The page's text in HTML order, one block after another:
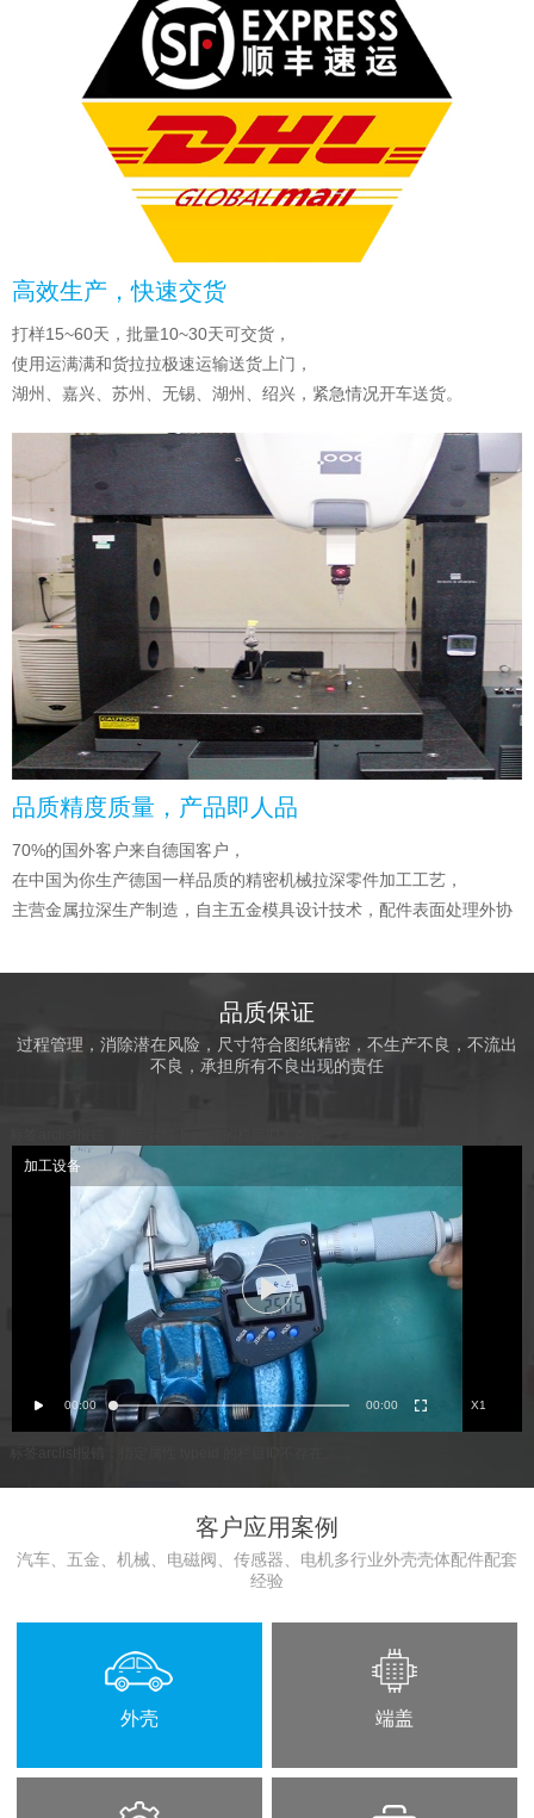
高效生产，快速交货
打样15~60天，批量10~30天可交货，
使用运满满和货拉拉极速运输送货上门，
湖州、嘉兴、苏州、无锡、湖州、绍兴，紧急情况开车送货。
品质精度质量，产品即人品
70%的国外客户来自德国客户，
在中国为你生产德国一样品质的精密机械拉深零件加工工艺，
主营金属拉深生产制造，自主五金模具设计技术，配件表面处理外协
品质保证
过程管理，消除潜在风险，尺寸符合图纸精密，不生产不良，不流出
不良，承担所有不良出现的责任
00:00 00:00 X1
加工设备
客户应用案例
汽车、五金、机械、电磁阀、传感器、电机多行业外壳壳体配件配套
经验
外壳 端盖